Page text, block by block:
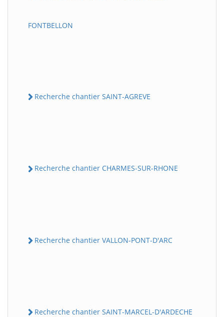
FONTBELLON
Recherche chantier SAINT-AGREVE
Recherche chantier CHARMES-SUR-RHONE
Recherche chantier VALLON-PONT-D'ARC
Recherche chantier SAINT-MARCEL-D'ARDECHE